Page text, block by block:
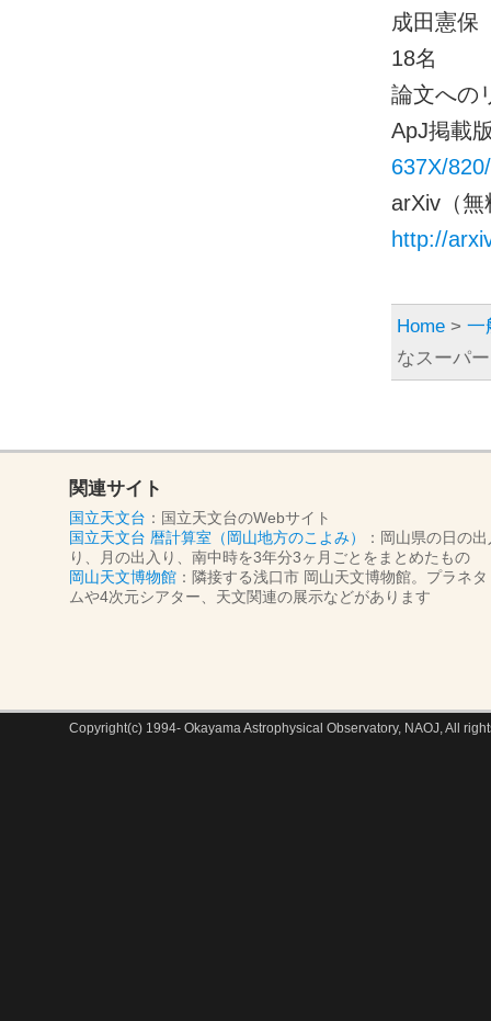
成田憲保
18名
論文への
ApJ掲載
637X/
arXiv（
http://
Home > 一
なスーパ
関連サイト
国立天文台 ：国立天文台のWebサイト
国立天文台 暦計算室（岡山地方のこよみ）
：岡山県の日の
り、月の出入り、南中時を3年分3ヶ月ごとをまとめたもの
岡山天文博物館 ：隣接する浅口市 岡山天文博物館。プラネタ
ムや4次元シアター、天文関連の展示などがあります
Copyright(c) 1994- Okayama Astrophysical Observatory, NAOJ, All